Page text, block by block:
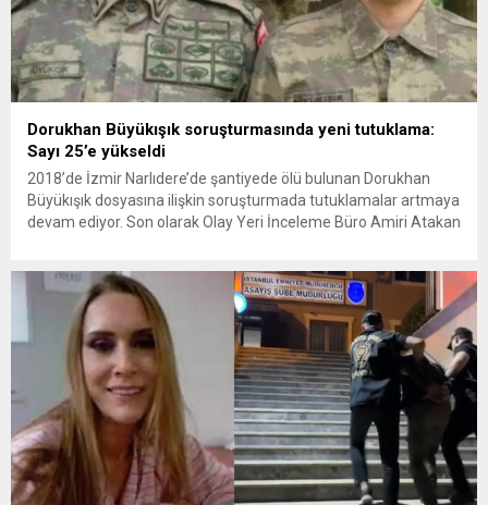
Dorukhan Büyükışık soruşturmasında yeni tutuklama:
Sayı 25’e yükseldi
2018’de İzmir Narlıdere’de şantiyede ölü bulunan Dorukhan
Büyükışık dosyasına ilişkin soruşturmada tutuklamalar artmaya
devam ediyor. Son olarak Olay Yeri İnceleme Büro Amiri Atakan
bulunan Dorukhan Büyükışık’a ilişkin yeniden açılan
soruşturmada tutuklamalar genişliyor. Son olarak dönemin...